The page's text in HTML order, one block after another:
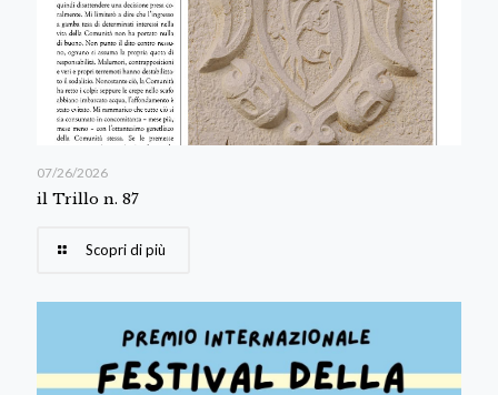
07/26/2026
il Trillo n. 87
Scopri di più